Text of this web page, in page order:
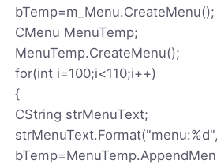
bTemp=m_Menu.CreateMenu();
CMenu MenuTemp;
MenuTemp.CreateMenu();
for(int i=100;i<110;i++)
{
CString strMenuText;